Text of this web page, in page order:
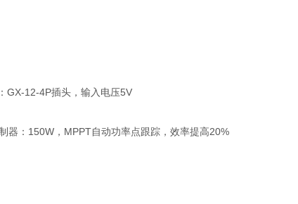
GX-12-4P插头，输入电压5V
器：150W，MPPT自动功率点跟踪，效率提高20%